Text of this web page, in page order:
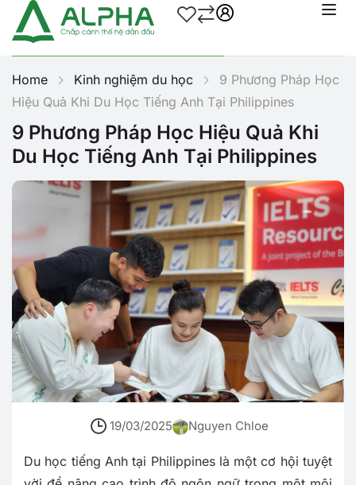
Home Kinh nghiệm du học
9 Phương Pháp Học
Hiệu Quả Khi Du Học Tiếng Anh Tại Philippines
9 Phương Pháp Học Hiệu Quả Khi
Du Học Tiếng Anh Tại Philippines
19/03/2025 Nguyen Chloe
Du học tiếng Anh tại Philippines là một cơ hội tuyệt